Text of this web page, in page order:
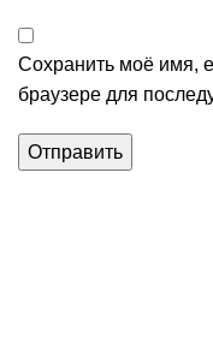
Сохранить моё имя,
браузере для